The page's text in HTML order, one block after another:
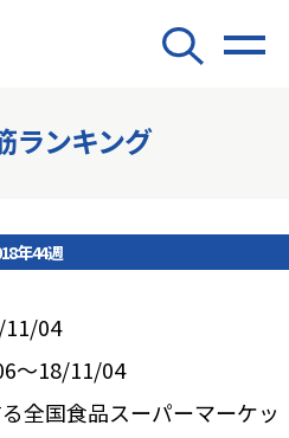
ランキング
年44週
11/04
～18/11/04
全国食品スーパーマーケッ